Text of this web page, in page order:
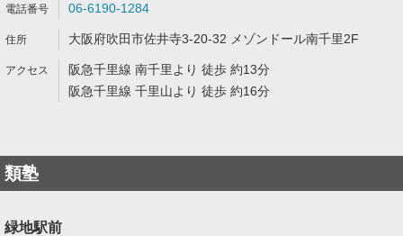
06-6190-1284
大阪府吹田市佐井寺3-20-32 メゾンドール南千里2F
阪急千里線 南千里より 徒歩 約13分
阪急千里線 千里山より 徒歩 約16分
類塾
緑地駅前